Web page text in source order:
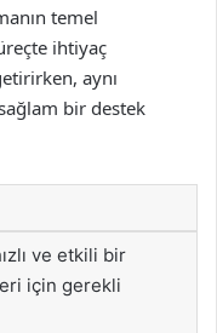
temel
ihtiyaç
aynı
bir destek
ve etkili bir
için gerekli